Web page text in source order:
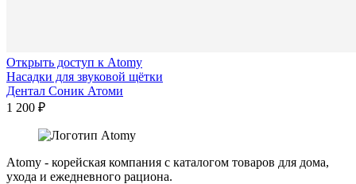
Открыть доступ к Atomy
Насадки для звуковой щётки
Дентал Соник Атоми
1 200 ₽
Atomy - корейская компания с каталогом товаров для дома,
ухода и ежедневного рациона.